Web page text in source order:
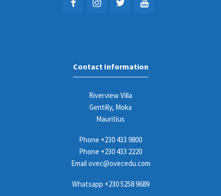
Contact Information
Riverview Villa
Gentilly, Moka
Mauritius
Phone +230 433 9800
Phone +230 433 2220
Emailovec@ovecedu.com
Whatsapp +230 5258 9689